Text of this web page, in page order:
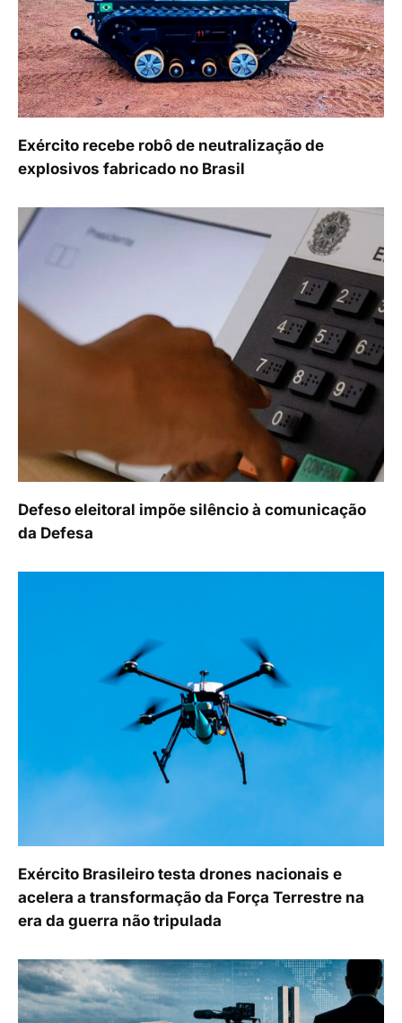
Exército recebe robô de neutralização de
explosivos fabricado no Brasil
Defeso eleitoral impõe silêncio à comunicação
da Defesa
Exército Brasileiro testa drones nacionais e
acelera a transformação da Força Terrestre na
era da guerra não tripulada